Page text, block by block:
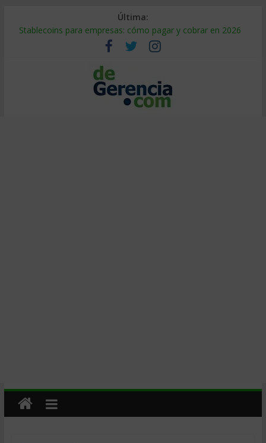
Última:
Stablecoins para empresas: cómo pagar y cobrar en 2026
Despido silencioso: qué es y por qué sale tan caro
IA en selección de personal: cómo auditarla a tiempo
Trabajo forzoso en la cadena de suministro: qué hacer
Mercado hispano de EE. UU.: cómo segmentarlo y venderle